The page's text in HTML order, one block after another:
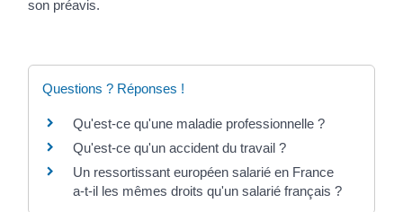
son préavis.
Questions ? Réponses !
Qu'est-ce qu'une maladie professionnelle ?
Qu'est-ce qu'un accident du travail ?
Un ressortissant européen salarié en France
a-t-il les mêmes droits qu'un salarié français ?